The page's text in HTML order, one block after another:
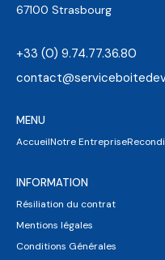
67100 Strasbourg
+33 (0) 9.74.77.36.80
MENU
AccueilNotre Entreprise
INFORMATION
Résiliation du contrat
Mentions légales
Conditions Générales